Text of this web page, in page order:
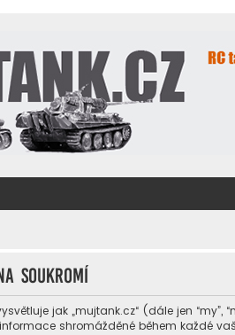
soukromí
jak „mujtank.cz“ (dále jen “my”,
shromážděné během každé